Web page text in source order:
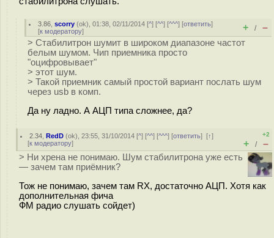
3.86 ,scorry (ok), 01:38, 02/11/2014 [^] [^^] [^^^] [ответить]
[к модератору] + / –
> Стабилитрон шумит в широком диапазоне частот
белым шумом. Чип приемника просто
"оцифровывает"
> этот шум.
> Такой приемник самый простой вариант послать шум
через usb в комп.
Да ну ладно. А АЦП типа сложнее, да?
2.34 ,RedD (ok), 23:55, 31/10/2014 [^] [^^] [^^^] [ответить][↑]
[к модератору]
+2
+ / –
> Ни хрена не понимаю. Шум стабилитрона уже есть
— зачем там приёмник?
Тож не понимаю, зачем там RX, достаточно АЦП. Хотя как
дополнительная фича
ФМ радио слушать сойдет)